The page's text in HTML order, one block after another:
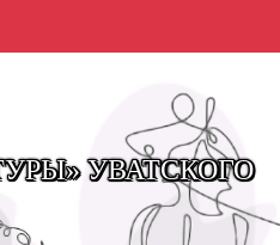
УВАТСКОГО